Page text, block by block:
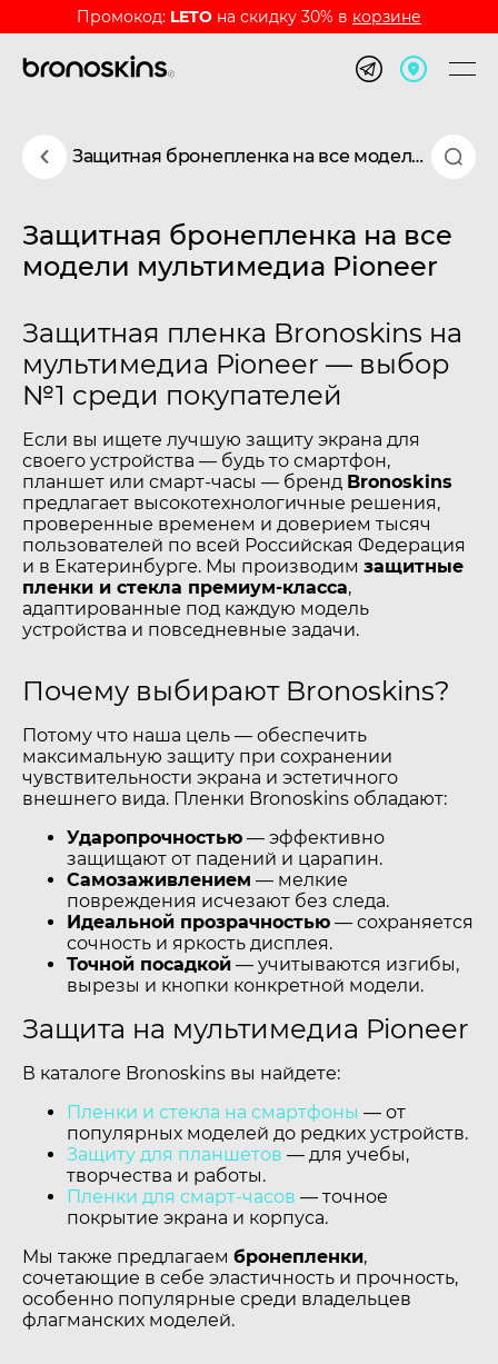
Промокод: LETO на скидку 30% в корзине
Защитная бронепленка на все модели мультимедиа Pioneer
Защитная бронепленка на все
модели мультимедиа Pioneer
Защитная пленка Bronoskins на
мультимедиа Pioneer — выбор
№1 среди покупателей
Если вы ищете лучшую защиту экрана для
своего устройства — будь то смартфон,
планшет или смарт-часы — бренд Bronoskins
предлагает высокотехнологичные решения,
проверенные временем и доверием тысяч
пользователей по всей Российская Федерация
и в Екатеринбурге. Мы производим защитные
пленки и стекла премиум-класса,
адаптированные под каждую модель
устройства и повседневные задачи.
Почему выбирают Bronoskins?
Потому что наша цель — обеспечить
максимальную защиту при сохранении
чувствительности экрана и эстетичного
внешнего вида. Пленки Bronoskins обладают:
Ударопрочностью — эффективно
защищают от падений и царапин.
Самозаживлением — мелкие
повреждения исчезают без следа.
Идеальной прозрачностью — сохраняется
сочность и яркость дисплея.
Точной посадкой — учитываются изгибы,
вырезы и кнопки конкретной модели.
Защита на мультимедиа Pioneer
В каталоге Bronoskins вы найдете:
Пленки и стекла на смартфоны — от
популярных моделей до редких устройств.
Защиту для планшетов — для учебы,
творчества и работы.
Пленки для смарт-часов — точное
покрытие экрана и корпуса.
Мы также предлагаем бронепленки,
сочетающие в себе эластичность и прочность,
особенно популярные среди владельцев
флагманских моделей.